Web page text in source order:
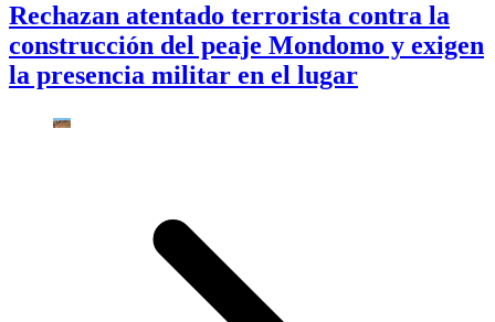
Rechazan atentado terrorista contra la
construcción del peaje Mondomo y exigen
la presencia militar en el lugar